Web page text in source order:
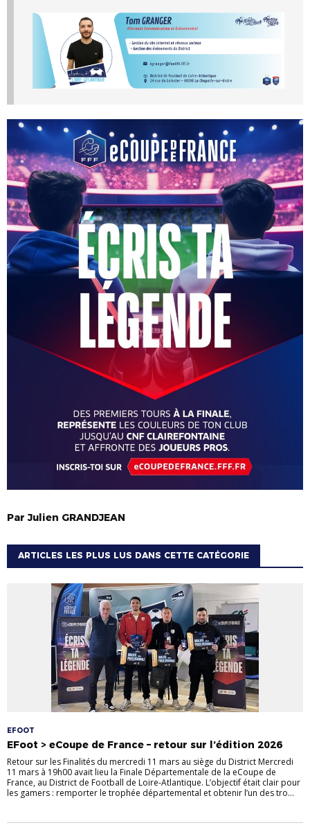
ParJulien GRANDJEAN
ARTICLES LES PLUS LUS DANS CETTE CATÉGORIE
EFOOT
EFoot > eCoupe de France – retour sur l’édition 2026
Retour sur les Finalités du mercredi 11 mars au siège du District Mercredi
11 mars à 19h00 avait lieu la Finale Départementale de la eCoupe de
France, au District de Football de Loire-Atlantique. L’objectif était clair pour
les gamers : remporter le trophée départemental et obtenir l’un des tro...